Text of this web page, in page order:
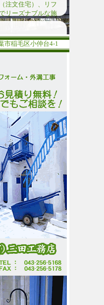
注文住宅）、リフ
リーズナブルな施
市稲毛区小仲台4-1